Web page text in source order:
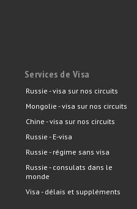
Services de Visa
Russie - visa sur nos circuits
Mongolie - visa sur nos circuits
Chine - visa sur nos circuits
Russie - E-visa
Russie - régime sans visa
Russie - consulats dans le
monde
Visa - délais et suppléments